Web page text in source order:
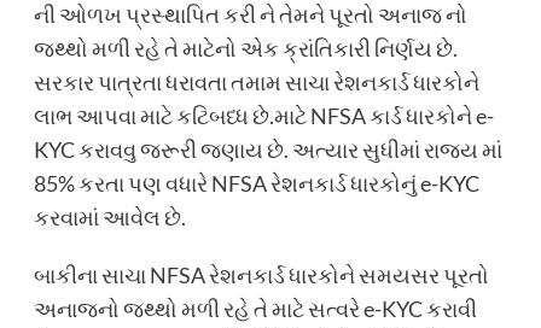
ની ઓળખ પ્રસ્થાપિત કરી ને તેમને પૂરતો અનાજ નો
જથ્થો મળી રહે તે માટેનો એક ક્રાંતિકારી નિર્ણય છે.
સરકાર પાત્રતા ધરાવતા તમામ સાચા રેશનકાર્ડ ધારકોને
લાભ આપવા માટે કટિબધ્ધ છે.માટે NFSA કાર્ડ ધારકોને e-
KYC કરાવવુ જરૂરી જણાય છે. અત્યાર સુધીમાં રાજ્ય માં
85% કરતા પણ વધારે NFSA રેશનકાર્ડ ધારકોનું e-KYC
કરવામાં આવેલ છે.
બાકીના સાચા NFSA રેશનકાર્ડ ધારકોને સમયસર પૂરતો
અનાજનો જથ્થો મળી રહે તે માટે સત્વરે e-KYC કરાવી